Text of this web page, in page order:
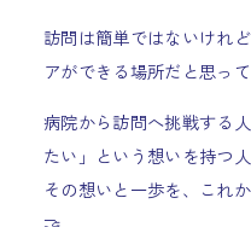
訪問は簡単ではないけれ
アができる場所だと思って
病院から訪問へ挑戦する
たい」という想いを持つ人
その想いと一歩を、これ